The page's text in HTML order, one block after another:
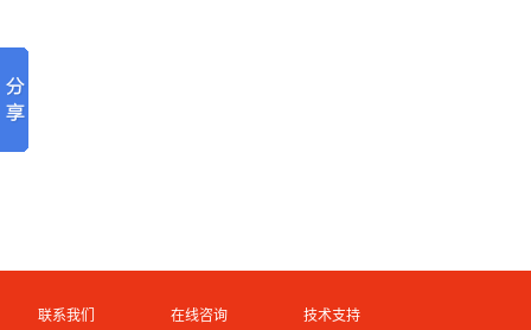
联系我们 在线咨询 技术支持